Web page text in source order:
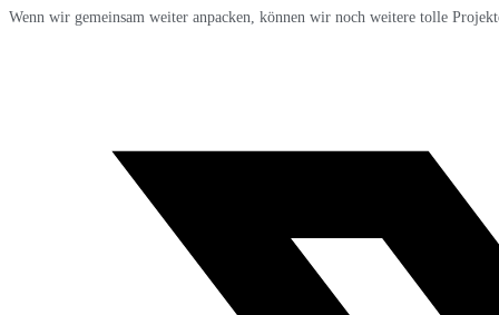
Wenn wir gemeinsam weiter anpacken, können wir noch weitere tolle